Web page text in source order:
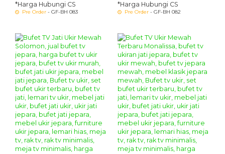
*Harga Hubungi CS
Pre Order - GF-BH 083
*Harga Hubungi CS
Pre Order - GF-BH 082